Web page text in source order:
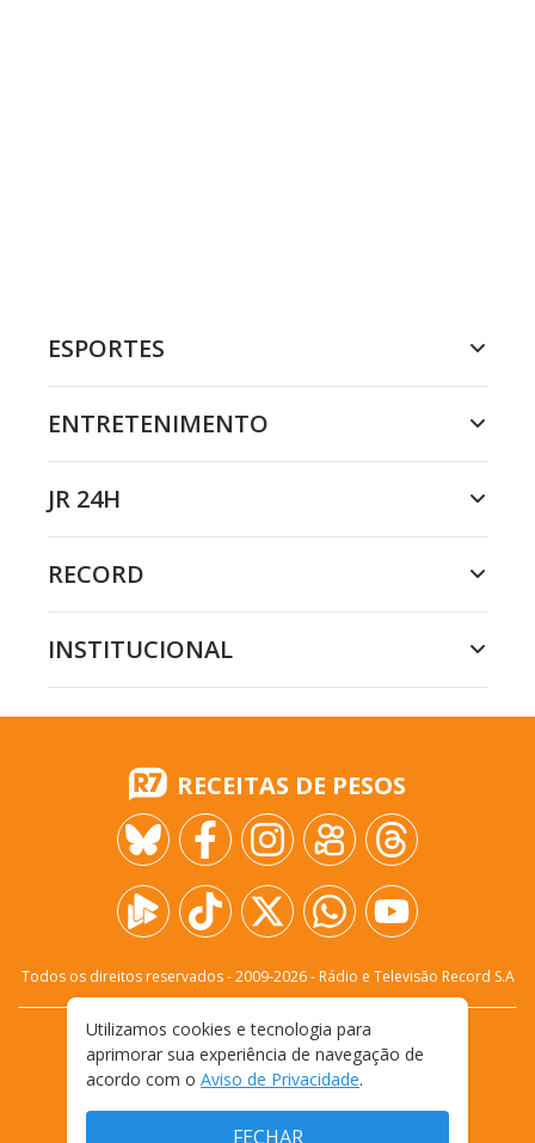
ESPORTES
ENTRETENIMENTO
JR 24H
RECORD
INSTITUCIONAL
RECEITAS DE PESOS
Todos os direitos reservados - 2009-2026- Rádio e Televisão Record S.A
FALE CONOSCO
PRIVACIDADE
TERMOS E CONDIÇÕES DE USO
Utilizamos cookies e tecnologia para
aprimorar sua experiência de navegação de
acordo com o Aviso de Privacidade.
FECHAR